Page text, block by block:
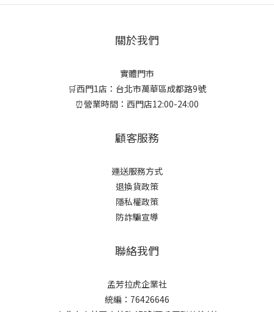
關於我們
實體門市
🛒西門1店：台北市萬華區成都路9號
⏰營業時間：西門店12:00-24:00
顧客服務
運送服務方式
退換貨政策
隱私權政策
防詐騙宣導
聯絡我們
孟芳拉虎企業社
統編：76426646